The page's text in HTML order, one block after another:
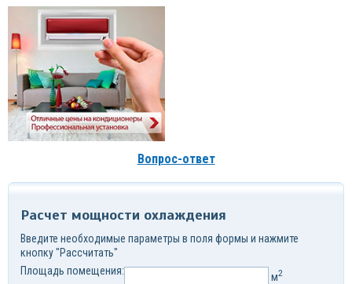
Вопрос-ответ
Расчет мощности охлаждения
Введите необходимые параметры в поля формы и нажмите
кнопку "Рассчитать"
Площадь помещения:
м2